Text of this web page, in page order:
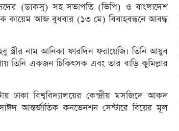
(ডাকসু) সহ-সভাপতি (ভিপি) ও বাংলাদেশ
কায়েম আজ বুধবার (১৩ মে) বিবাহবন্ধনে আবদ্ধ
স্ত্রীর নাম আনিকা ফারদিন ফরায়েজি। তিনি আয়ুব
তিনি একজন চিকিৎসক এবং তার বাড়ি কুমিল্লার
ঢাকা বিশ্ববিদ্যালয়ের কেন্দ্রীয় মসজিদে আকদ
আন্তর্জাতিক কনভেনশন সেন্টারে বিয়ের মূল